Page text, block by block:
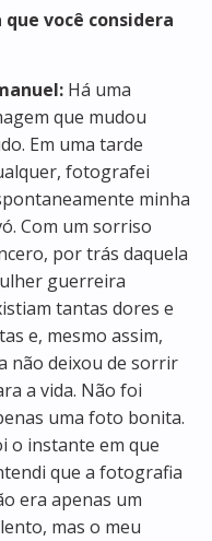
você considera
Há uma
que mudou
Em uma tarde
fotografei
minha
Com um sorriso
por trás daquela
guerreira
tantas dores e
e, mesmo assim,
não deixou de sorrir
a vida. Não foi
uma foto bonita.
o instante em que
que a fotografia
era apenas um
mas o meu